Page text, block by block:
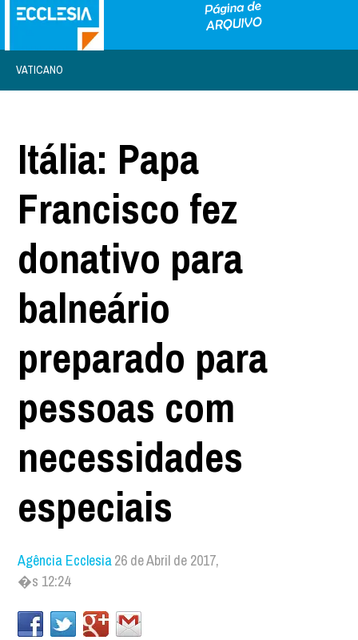
VATICANO
Itália: Papa
Francisco fez
donativo para
balneário
preparado para
pessoas com
necessidades
especiais
Agência Ecclesia26 de Abril de 2017,
�s 12:24